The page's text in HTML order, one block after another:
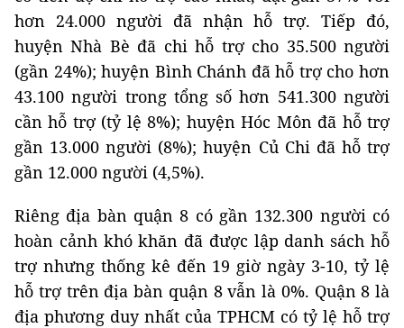
hơn 24.000 người đã nhận hỗ trợ. Tiếp đó,
huyện Nhà Bè đã chi hỗ trợ cho 35.500 người
(gần 24%); huyện Bình Chánh đã hỗ trợ cho hơn
43.100 người trong tổng số hơn 541.300 người
cần hỗ trợ (tỷ lệ 8%); huyện Hóc Môn đã hỗ trợ
gần 13.000 người (8%); huyện Củ Chi đã hỗ trợ
gần 12.000 người (4,5%).
Riêng địa bàn quận 8 có gần 132.300 người có
hoàn cảnh khó khăn đã được lập danh sách hỗ
trợ nhưng thống kê đến 19 giờ ngày 3-10, tỷ lệ
hỗ trợ trên địa bàn quận 8 vẫn là 0%. Quận 8 là
địa phương duy nhất của TPHCM có tỷ lệ hỗ trợ